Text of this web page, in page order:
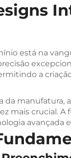
está na
a
da
mais crucial.
avançada